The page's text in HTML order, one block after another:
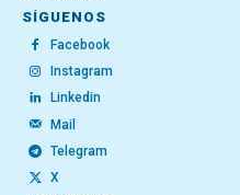
SÍGUENOS
Facebook
Instagram
Linkedin
Mail
Telegram
X